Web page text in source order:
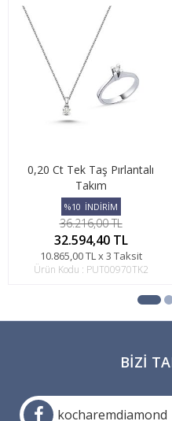
0,20 Ct Tek Taş Pırlantalı
Takım
%10 İNDİRİM
36.216,00 TL
32.594,40 TL
10.865,00 TL x 3 Taksit
Ürün Kodu : PUT00970TK2
BIZI
kocharemdiamond